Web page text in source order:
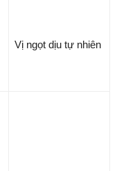
Vị ngọt dịu tự nhiên